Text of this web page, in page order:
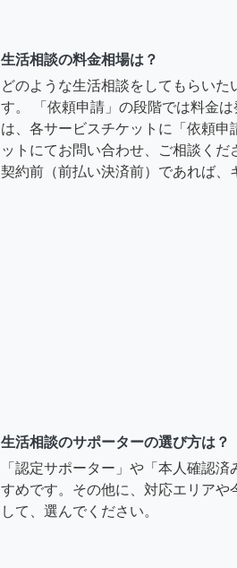
生活相談の料金相場は？
どのような生活相談をしてもらいた
す。 「依頼申請」の段階では料金
は、各サービスチケットに「依頼申
ットにてお問い合わせ、ご相談く
契約前（前払い決済前）であれば、
生活相談のサポーターの選び方は？
「認定サポーター」や「本人確認
すめです。その他に、対応エリアや
して、選んでください。